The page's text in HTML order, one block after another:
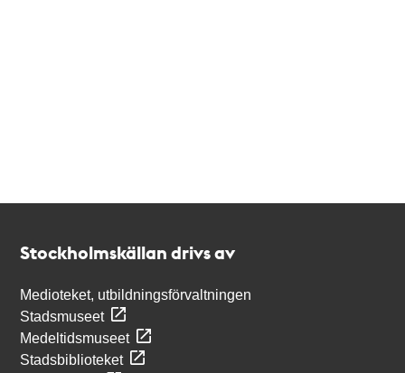
Stockholmskällan drivs av
Medioteket, utbildningsförvaltningen
Stadsmuseet
Medeltidsmuseet
Stadsbiblioteket